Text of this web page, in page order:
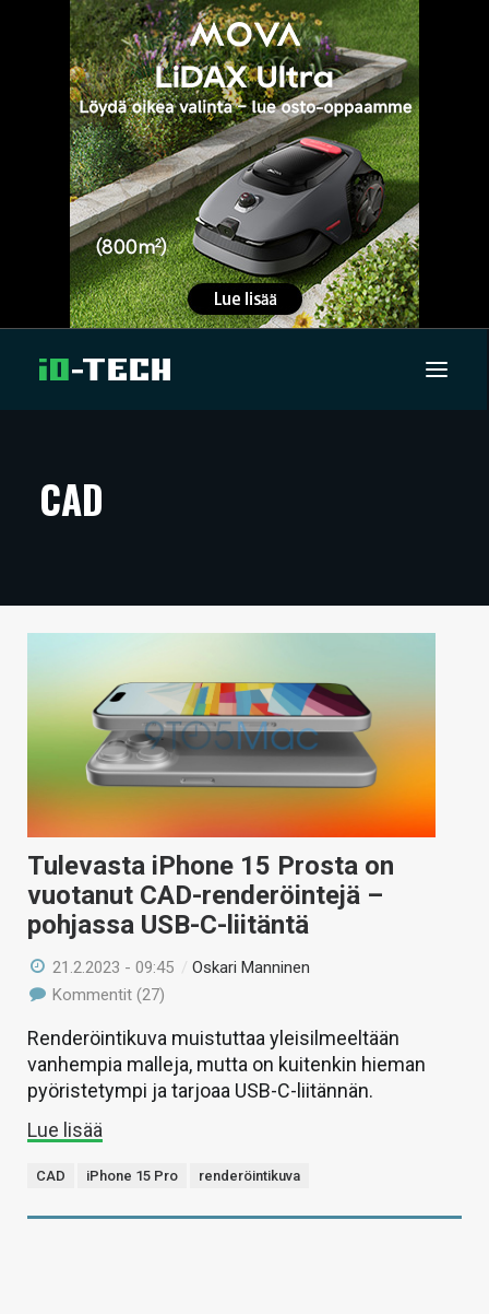
ARTIKKELIT
TECHBBS
HINTA.FI
VAIHDA TEEMA
HAKU
CAD
Tulevasta iPhone 15 Prosta on
vuotanut CAD-renderöintejä –
pohjassa USB-C-liitäntä
21.2.2023 - 09:45 /Oskari Manninen
Kommentit (27)
Renderöintikuva muistuttaa yleisilmeeltään
vanhempia malleja, mutta on kuitenkin hieman
pyöristetympi ja tarjoaa USB-C-liitännän.
Lue lisää
CAD iPhone 15 Pro renderöintikuva